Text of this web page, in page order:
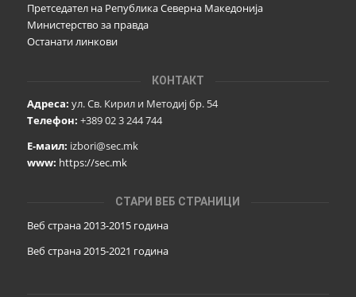
Претседател на Република Северна Македонија
Министерство за правда
Останати линкови
КОНТАКТ
Адреса: ул. Св. Кирил и Методиј бр. 54
Телефон: +389 02 3 244 744
Е-маил: izbori@sec.mk
www: https://sec.mk
СТАРИ ВЕБ СТРАНИЦИ
Веб страна 2013-2015 година
Веб страна 2015-2021 година